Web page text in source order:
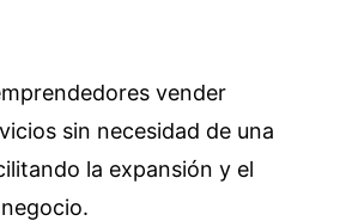
vender
sin necesidad de una
la expansión y el